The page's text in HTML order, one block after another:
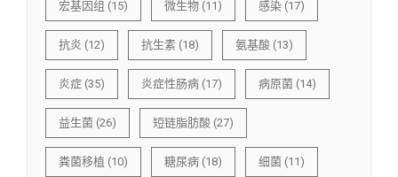
宏基因组 (15) 微生物 (11) 感染 (17)
抗炎 (12) 抗生素 (18) 氨基酸 (13)
炎症 (35) 炎症性肠病 (17) 病原菌 (14)
益生菌 (26) 短链脂肪酸 (27)
粪菌移植 (10) 糖尿病 (18) 细菌 (11)